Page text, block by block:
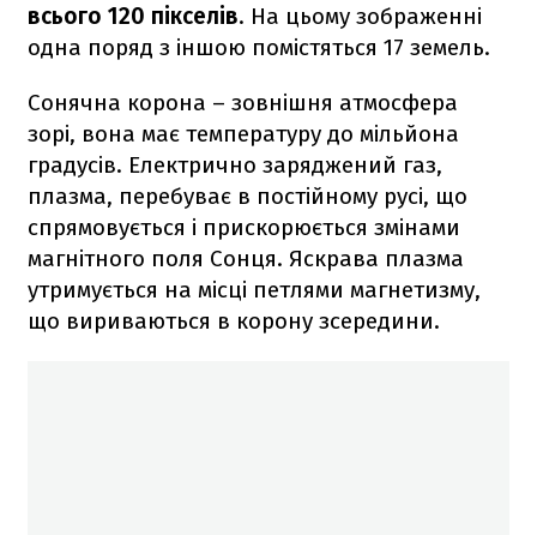
всього 120 пікселів. На цьому зображенні
одна поряд з іншою помістяться 17 земель.
Сонячна корона – зовнішня атмосфера
зорі, вона має температуру до мільйона
градусів. Електрично заряджений газ,
плазма, перебуває в постійному русі, що
спрямовується і прискорюється змінами
магнітного поля Сонця. Яскрава плазма
утримується на місці петлями магнетизму,
що вириваються в корону зсередини.